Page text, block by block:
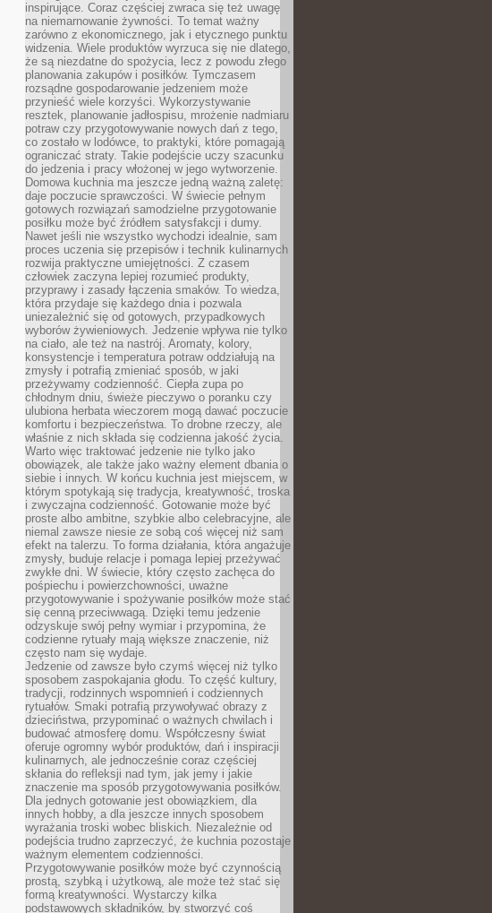
inspirujące. Coraz częściej zwraca się też uwagę
na niemarnowanie żywności. To temat ważny
zarówno z ekonomicznego, jak i etycznego punktu
widzenia. Wiele produktów wyrzuca się nie dlatego,
że są niezdatne do spożycia, lecz z powodu złego
planowania zakupów i posiłków. Tymczasem
rozsądne gospodarowanie jedzeniem może
przynieść wiele korzyści. Wykorzystywanie
resztek, planowanie jadłospisu, mrożenie nadmiaru
potraw czy przygotowywanie nowych dań z tego,
co zostało w lodówce, to praktyki, które pomagają
ograniczać straty. Takie podejście uczy szacunku
do jedzenia i pracy włożonej w jego wytworzenie.
Domowa kuchnia ma jeszcze jedną ważną zaletę:
daje poczucie sprawczości. W świecie pełnym
gotowych rozwiązań samodzielne przygotowanie
posiłku może być źródłem satysfakcji i dumy.
Nawet jeśli nie wszystko wychodzi idealnie, sam
proces uczenia się przepisów i technik kulinarnych
rozwija praktyczne umiejętności. Z czasem
człowiek zaczyna lepiej rozumieć produkty,
przyprawy i zasady łączenia smaków. To wiedza,
która przydaje się każdego dnia i pozwala
uniezależnić się od gotowych, przypadkowych
wyborów żywieniowych. Jedzenie wpływa nie tylko
na ciało, ale też na nastrój. Aromaty, kolory,
konsystencje i temperatura potraw oddziałują na
zmysły i potrafią zmieniać sposób, w jaki
przeżywamy codzienność. Ciepła zupa po
chłodnym dniu, świeże pieczywo o poranku czy
ulubiona herbata wieczorem mogą dawać poczucie
komfortu i bezpieczeństwa. To drobne rzeczy, ale
właśnie z nich składa się codzienna jakość życia.
Warto więc traktować jedzenie nie tylko jako
obowiązek, ale także jako ważny element dbania o
siebie i innych. W końcu kuchnia jest miejscem, w
którym spotykają się tradycja, kreatywność, troska
i zwyczajna codzienność. Gotowanie może być
proste albo ambitne, szybkie albo celebracyjne, ale
niemal zawsze niesie ze sobą coś więcej niż sam
efekt na talerzu. To forma działania, która angażuje
zmysły, buduje relacje i pomaga lepiej przeżywać
zwykłe dni. W świecie, który często zachęca do
pośpiechu i powierzchowności, uważne
przygotowywanie i spożywanie posiłków może stać
się cenną przeciwwagą. Dzięki temu jedzenie
odzyskuje swój pełny wymiar i przypomina, że
codzienne rytuały mają większe znaczenie, niż
często nam się wydaje.
Jedzenie od zawsze było czymś więcej niż tylko
sposobem zaspokajania głodu. To część kultury,
tradycji, rodzinnych wspomnień i codziennych
rytuałów. Smaki potrafią przywoływać obrazy z
dzieciństwa, przypominać o ważnych chwilach i
budować atmosferę domu. Współczesny świat
oferuje ogromny wybór produktów, dań i inspiracji
kulinarnych, ale jednocześnie coraz częściej
skłania do refleksji nad tym, jak jemy i jakie
znaczenie ma sposób przygotowywania posiłków.
Dla jednych gotowanie jest obowiązkiem, dla
innych hobby, a dla jeszcze innych sposobem
wyrażania troski wobec bliskich. Niezależnie od
podejścia trudno zaprzeczyć, że kuchnia pozostaje
ważnym elementem codzienności.
Przygotowywanie posiłków może być czynnością
prostą, szybką i użytkową, ale może też stać się
formą kreatywności. Wystarczy kilka
podstawowych składników, by stworzyć coś